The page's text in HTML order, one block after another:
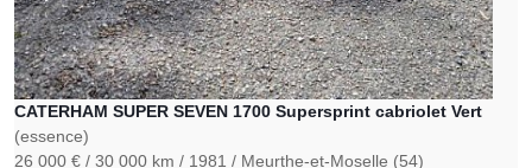
CATERHAM SUPER SEVEN 1700 Supersprint cabriolet Vert
(essence)
26 000 €
30 000 km 1981 Meurthe-et-Moselle (54)